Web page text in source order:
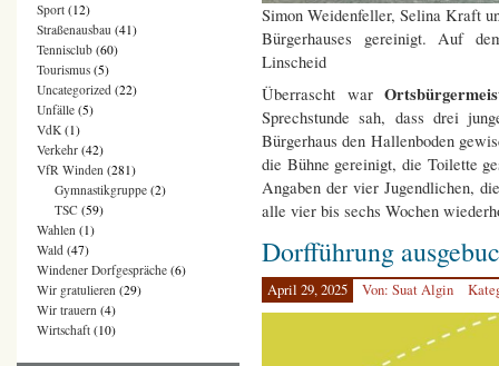
Simon Weidenfeller, Selina Kraft
Bürgerhauses gereinigt. Auf
Linscheid
Überrascht war
Sprechstunde sah, dass drei
Bürgerhaus den Hallenboden
die Bühne gereinigt, die Toilette
Angaben der vier Jugendlichen,
alle vier bis sechs Wochen
Dorfführung
April 29, 2025 Von: Suat Algin
Sport (12)
Straßenausbau (41)
Tennisclub (60)
Tourismus (5)
Uncategorized (22)
Unfälle (5)
VdK (1)
Verkehr (42)
VfR Winden (281)
Gymnastikgruppe (2)
TSC (59)
Wahlen (1)
Wald (47)
Windener Dorfgespräche (6)
Wir gratulieren (29)
Wir trauern (4)
Wirtschaft (10)